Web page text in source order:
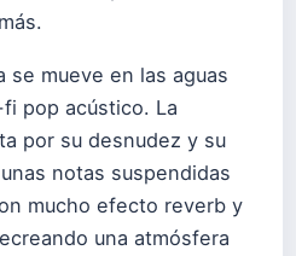
se mueve en las aguas
pop acústico. La
por su desnudez y su
notas suspendidas
mucho efecto reverb y
una atmósfera